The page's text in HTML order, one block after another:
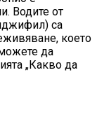
Водите от
са
което
да
„Какво да